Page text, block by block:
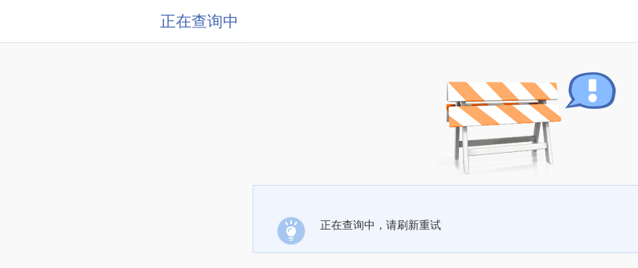
正在查询中
正在查询中，请刷新重试